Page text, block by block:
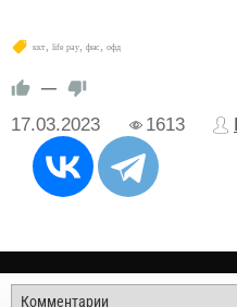
ккт, life pay, фнс, офд
—
17.03.2023 1613